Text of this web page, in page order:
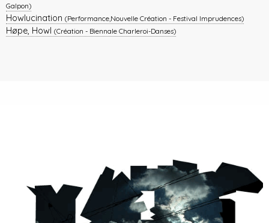
Galpon)
Howlucination (Performance,Nouvelle Création - Festival Imprudences)
Høpe, Howl (Création - Biennale Charleroi-Danses)